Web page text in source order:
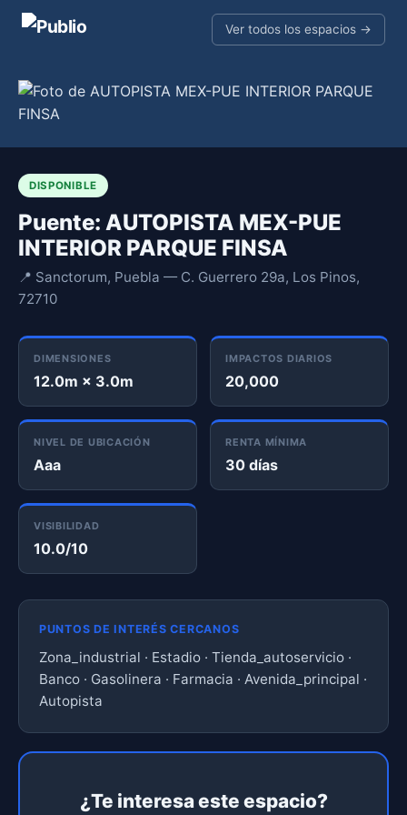
Ver todos los espacios →
DISPONIBLE
Puente: AUTOPISTA MEX-PUE
INTERIOR PARQUE FINSA
📍 Sanctorum, Puebla — C. Guerrero 29a, Los Pinos,
72710
DIMENSIONES
12.0m × 3.0m
IMPACTOS DIARIOS
20,000
NIVEL DE UBICACIÓN
Aaa
RENTA MÍNIMA
30 días
VISIBILIDAD
10.0/10
PUNTOS DE INTERÉS CERCANOS
Zona_industrial · Estadio · Tienda_autoservicio ·
Banco · Gasolinera · Farmacia · Avenida_principal ·
Autopista
¿Te interesa este espacio?